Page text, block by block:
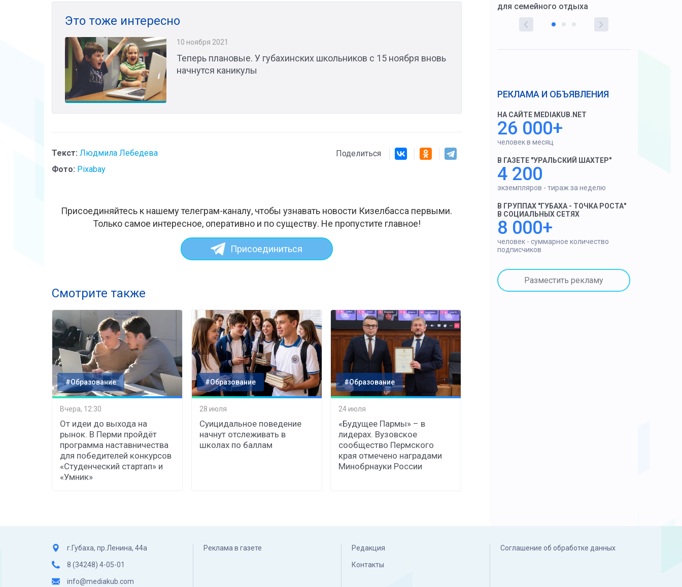
Это тоже интересно
10 ноября 2021
Теперь плановые. У губахинских школьников с 15 ноября вновь
начнутся каникулы
Текст: Людмила Лебедева
Фото: Pixabay
Поделиться
Присоединяйтесь к нашему телеграм-каналу, чтобы узнавать новости Кизелбасса первыми.
Только самое интересное, оперативно и по существу. Не пропустите главное!
Присоединиться
Смотрите также
#Образование
Вчера, 12:30
От идеи до выхода на
рынок. В Перми пройдёт
программа наставничества
для победителей конкурсов
«Студенческий стартап» и
«Умник»
#Образование
28 июля
Суицидальное поведение
начнут отслеживать в
школах по баллам
#Образование
24 июля
«Будущее Пармы» – в
лидерах. Вузовское
сообщество Пермского
края отмечено наградами
Минобрнауки России
для семейного отдыха
РЕКЛАМА И ОБЪЯВЛЕНИЯ
НА САЙТЕ MEDIAKUB.NET
26 000+
человек в месяц
В ГАЗЕТЕ "УРАЛЬСКИЙ ШАХТЕР"
4 200
экземпляров - тираж за неделю
В ГРУППАХ "ГУБАХА - ТОЧКА РОСТА"
В СОЦИАЛЬНЫХ СЕТЯХ
8 000+
человек - суммарное количество
подписчиков
Разместить рекламу
г.Губаха, пр.Ленина, 44а
8 (34248) 4-05-01
info@mediakub.com
Реклама в газете Редакция
Контакты
Соглашение об обработке данных